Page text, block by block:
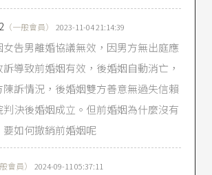
（一般會員） 2023-11-04 21:14:39
女告男離婚協議無效，因男方無出庭應
導致前婚姻有效，後婚姻自動消亡，
陳訴情況，後婚姻雙方善意無過失信賴
判決後婚姻成立。但前婚姻為什麼沒有
要如何撤銷前婚姻呢
會員） 2024-09-11 05:37:11